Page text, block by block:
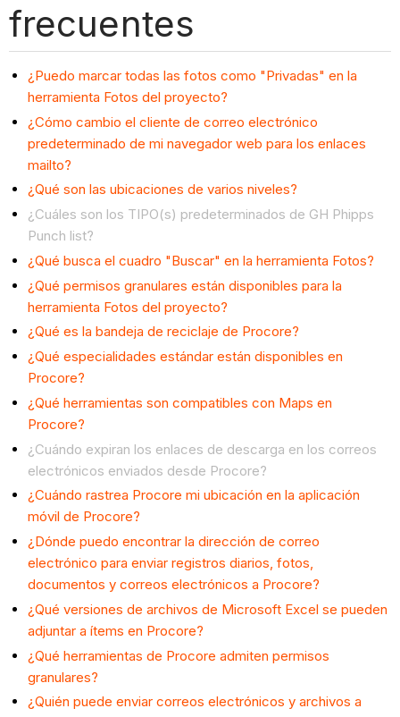
frecuentes
¿Puedo marcar todas las fotos como "Privadas" en la
herramienta Fotos del proyecto?
¿Cómo cambio el cliente de correo electrónico
predeterminado de mi navegador web para los enlaces
mailto?
¿Qué son las ubicaciones de varios niveles?
¿Cuáles son los TIPO(s) predeterminados de GH Phipps
Punch list?
¿Qué busca el cuadro "Buscar" en la herramienta Fotos?
¿Qué permisos granulares están disponibles para la
herramienta Fotos del proyecto?
¿Qué es la bandeja de reciclaje de Procore?
¿Qué especialidades estándar están disponibles en
Procore?
¿Qué herramientas son compatibles con Maps en
Procore?
¿Cuándo expiran los enlaces de descarga en los correos
electrónicos enviados desde Procore?
¿Cuándo rastrea Procore mi ubicación en la aplicación
móvil de Procore?
¿Dónde puedo encontrar la dirección de correo
electrónico para enviar registros diarios, fotos,
documentos y correos electrónicos a Procore?
¿Qué versiones de archivos de Microsoft Excel se pueden
adjuntar a ítems en Procore?
¿Qué herramientas de Procore admiten permisos
granulares?
¿Quién puede enviar correos electrónicos y archivos a